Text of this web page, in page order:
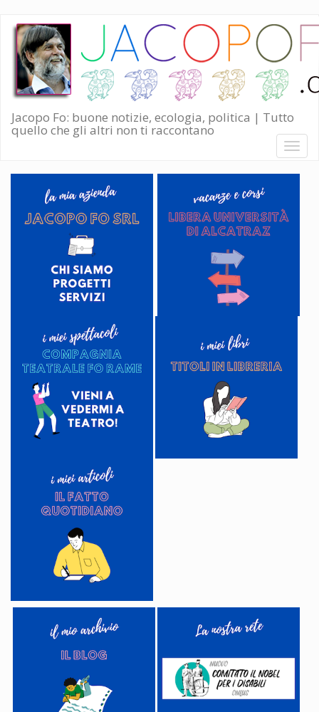
Salta
contenuto
principale
Jacopo Fo: buone notizie, ecologia, politica | Tutto
quello che gli altri non ti raccontano
Toggle